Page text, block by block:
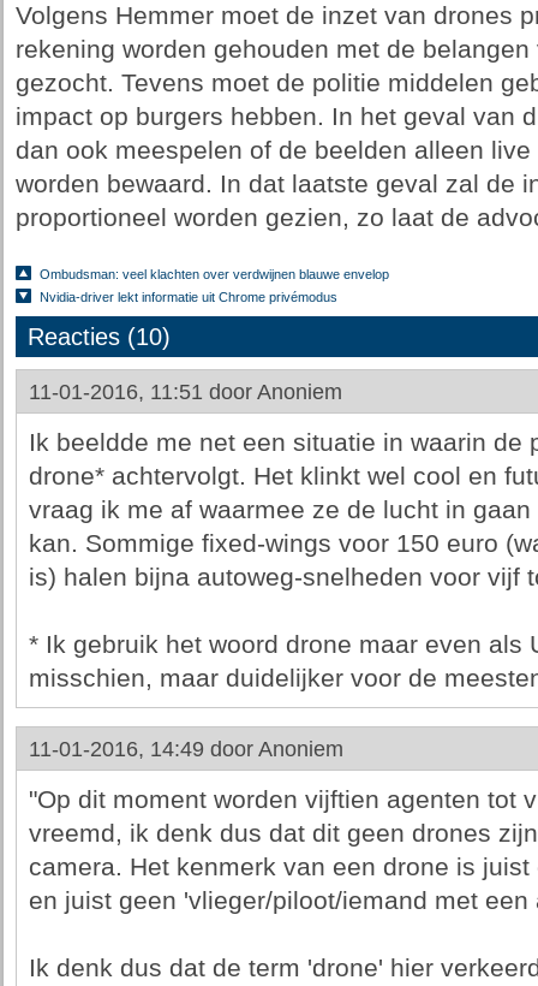
Volgens Hemmer moet de inzet van drones
rekening worden gehouden met de
gezocht. Tevens moet de politie middelen
impact op burgers hebben. In het geval van
dan ook meespelen of de beelden alleen
worden bewaard. In dat laatste geval zal de
proportioneel worden gezien, zo laat de
Ombudsman: veel klachten over verdwijnen blauwe envelop
Nvidia-driver lekt informatie uit Chrome privémodus
Reacties (10)
11-01-2016, 11:51 door Anoniem
Ik beeldde me net een situatie in waarin de
drone* achtervolgt. Het klinkt wel cool en
vraag ik me af waarmee ze de lucht in
kan. Sommige fixed-wings voor 150 euro
is) halen bijna autoweg-snelheden voor vijf
* Ik gebruik het woord drone maar even als
misschien, maar duidelijker voor de
11-01-2016, 14:49 door Anoniem
"Op dit moment worden vijftien agenten tot
vreemd, ik denk dus dat dit geen drones
camera. Het kenmerk van een drone is
en juist geen 'vlieger/piloot/iemand met
Ik denk dus dat de term 'drone' hier